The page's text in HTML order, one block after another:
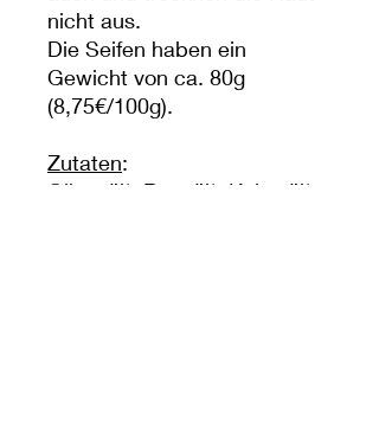
nicht aus.
Die Seifen haben ein
Gewicht von ca. 80g
(8,75€/100g).
Zutaten:
Olivenöl*, Rapsöl*, Kokosöl*,